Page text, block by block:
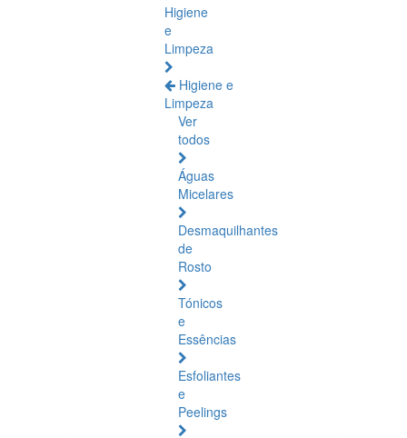
Higiene
e
Limpeza
Higiene e
Limpeza
Ver
todos
Águas
Micelares
Desmaquilhantes
de
Rosto
Tónicos
e
Essências
Esfoliantes
e
Peelings